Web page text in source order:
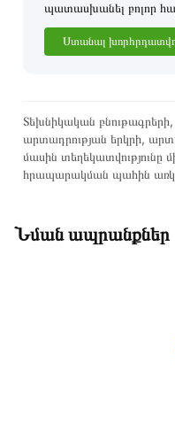
պատասխանել բոլոր
Ստանալ
Տեխնիկական
արտադրության երկրի,
մասին տեղեկատվությունը
հրապարակման պահին
Նման ապրանքներ